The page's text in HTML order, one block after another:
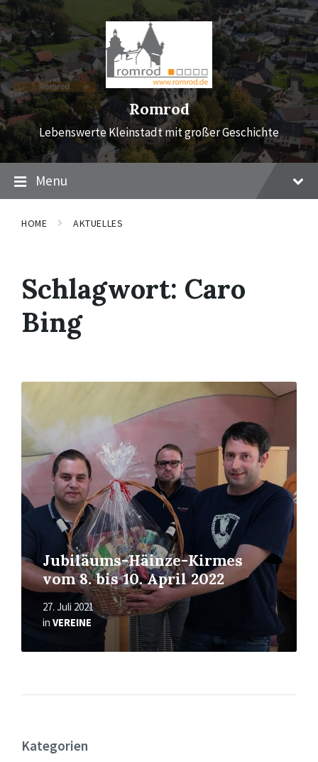
Skip
to
content
Skip
to
main
navigation
Skip
to
footer
Romrod
Lebenswerte Kleinstadt mit großer Geschichte
Menu
HOME AKTUELLES
Schlagwort: Caro
Bing
Jubiläums-Häinze-Kirmes
vom 8. bis 10. April 2022
27. Juli 2021
in VEREINE
Read
More
Kategorien